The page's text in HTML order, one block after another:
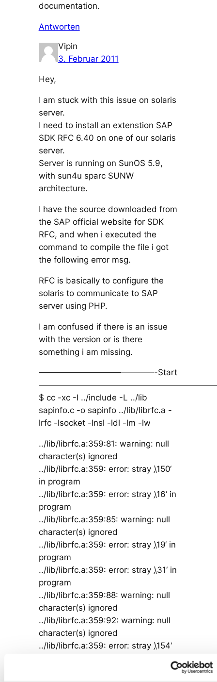
documentation.
Antworten
Vipin
3. Februar 2011
Hey,
I am stuck with this issue on solaris
server.
I need to install an extenstion SAP
SDK RFC 6.40 on one of our solaris
server.
Server is running on SunOS 5.9,
with sun4u sparc SUNW
architecture.
I have the source downloaded from
the SAP official website for SDK
RFC, and when i executed the
command to compile the file i got
the following error msg.
RFC is basically to configure the
solaris to communicate to SAP
server using PHP.
I am confused if there is an issue
with the version or is there
something i am missing.
——————————————-Start
$ cc -xc -I ../include -L ../lib
sapinfo.c -o sapinfo ../lib/librfc.a -
lrfc -lsocket -lnsl -ldl -lm -lw
../lib/librfc.a:359:81: warning: null
character(s) ignored
../lib/librfc.a:359: error: stray ‚\150‘
in program
../lib/librfc.a:359: error: stray ‚\16‘ in
program
../lib/librfc.a:359:85: warning: null
character(s) ignored
../lib/librfc.a:359: error: stray ‚\19‘ in
program
../lib/librfc.a:359: error: stray ‚\31‘ in
program
../lib/librfc.a:359:88: warning: null
character(s) ignored
../lib/librfc.a:359:92: warning: null
character(s) ignored
../lib/librfc.a:359: error: stray ‚\154‘
../lib/librfc.a:359: error: stray ‚\19‘ in